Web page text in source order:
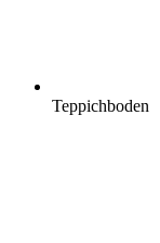
Teppichboden